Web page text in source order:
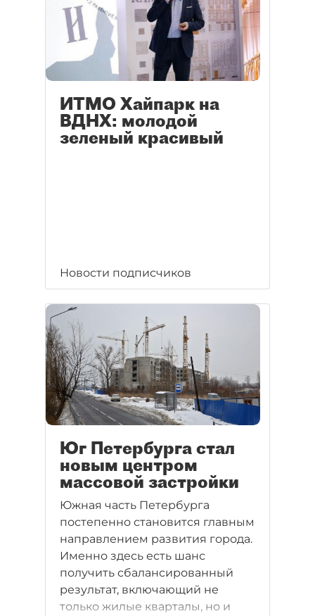
ИТМО Хайпарк на
ВДНХ: молодой
зеленый красивый
Новости подписчиков
Юг Петербурга стал
новым центром
массовой застройки
Южная часть Петербурга
постепенно становится главным
направлением развития города.
Именно здесь есть шанс
получить сбалансированный
результат, включающий не
только жилые кварталы, но и